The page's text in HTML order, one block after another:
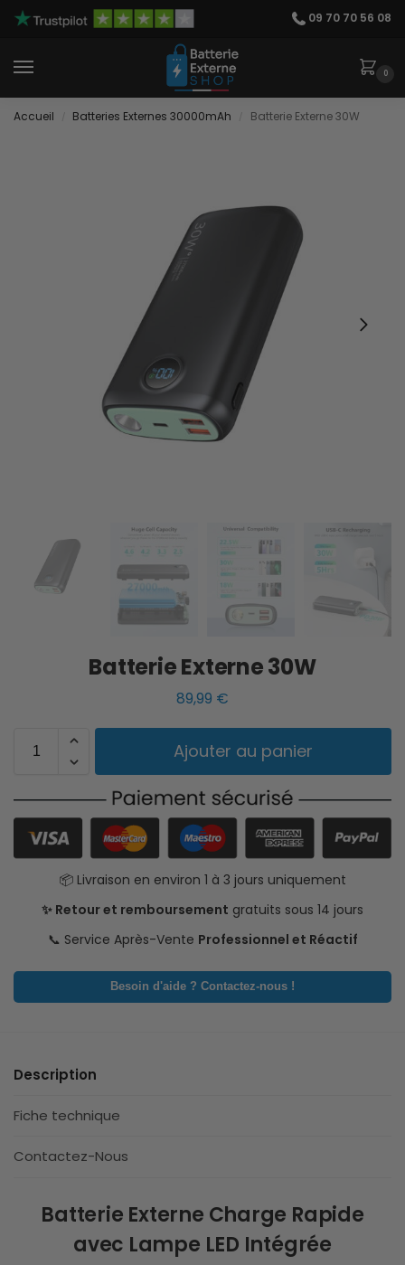
09 70 70 56 08
0
Accueil Batteries Externes 30000mAh Batterie Externe 30W
Batterie Externe 30W
89,99 €
Ajouter au panier
📦 Livraison en environ 1 à 3 jours uniquement
✨ Retour et remboursement gratuits sous 14 jours
📞 Service Après-Vente Professionnel et Réactif
Besoin d'aide ? Contactez-nous !
Description
Fiche technique
Contactez-Nous
Batterie Externe Charge Rapide
avec Lampe LED Intégrée